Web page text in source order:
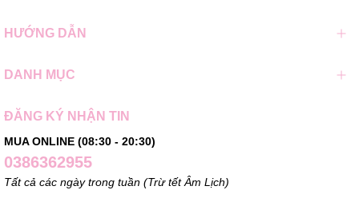
HƯỚNG DẪN
DANH MỤC
ĐĂNG KÝ NHẬN TIN
MUA ONLINE (08:30 - 20:30)
0386362955
Tất cả các ngày trong tuần (Trừ tết Âm Lịch)